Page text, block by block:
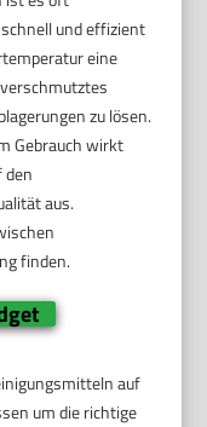
und effizient
eine
zu lösen.
Gebrauch wirkt
den
aus.
finden.
auf
um die richtige